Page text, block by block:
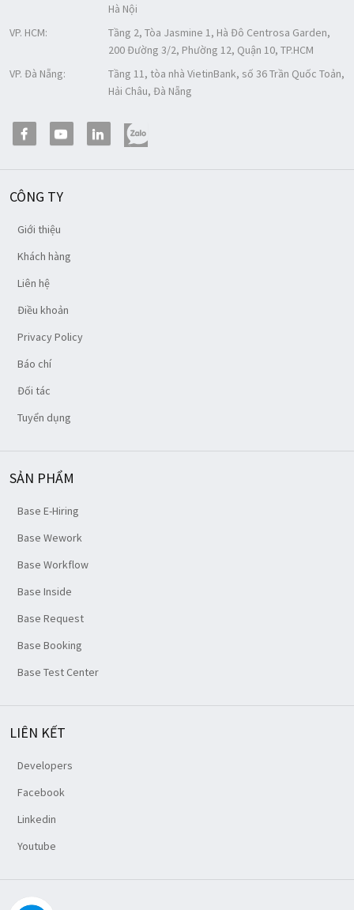
Hà Nội
VP. HCM:
Tầng 2, Tòa Jasmine 1, Hà Đô Centrosa Garden,
200 Đường 3/2, Phường 12, Quận 10, TP.HCM
VP. Đà Nẵng:
Tầng 11, tòa nhà VietinBank, số 36 Trần Quốc Toản,
Hải Châu, Đà Nẵng
CÔNG TY
Giới thiệu
Khách hàng
Liên hệ
Điều khoản
Privacy Policy
Báo chí
Đối tác
Tuyển dụng
SẢN PHẨM
Base E-Hiring
Base Wework
Base Workflow
Base Inside
Base Request
Base Booking
Base Test Center
LIÊN KẾT
Developers
Facebook
Linkedin
Youtube